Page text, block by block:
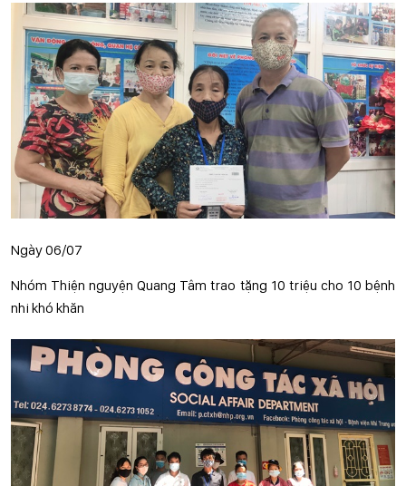
Ngày 06/07
Nhóm Thiện nguyện Quang Tâm trao tặng 10 triệu cho 10 bệnh
nhi khó khăn